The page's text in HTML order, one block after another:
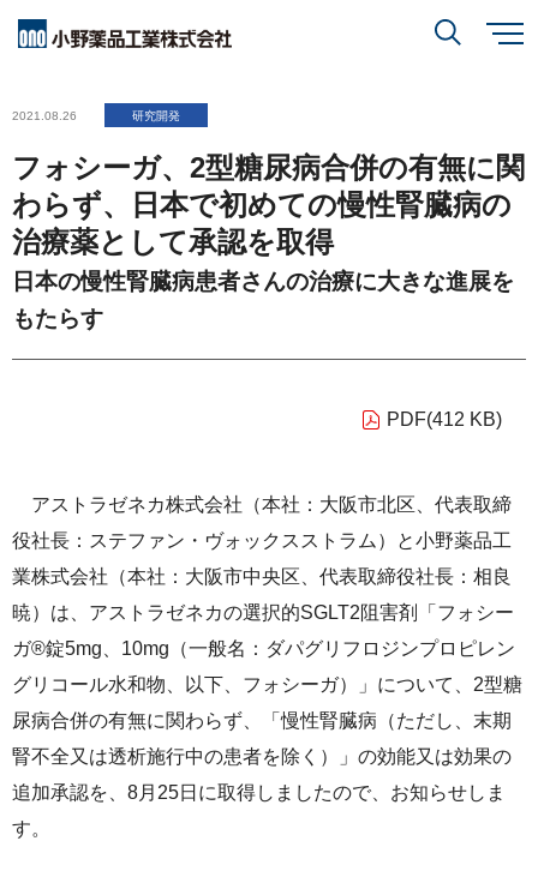
患者さんとご家族の皆さま
医療関係者の皆さま
メディカルアフェアーズ情報提供サイト（ONO
MA）
医療従事者向けサイト（ONOメディカルナビ）
医薬・薬学研究支援
お問い合わせ
English Global
小野薬品について
小野薬品についてトップ
CEO・COOメッセージ
ミッションステートメント
コーポレートスローガン「BREAK THROUGH」
グローバル戦略
コーポレート・ガバナンス
ポリシー類
会社案内
研究開発
研究開発トップ
創薬方針
開発パイプライン
ライセンス活動
研究者主導研究支援
IR情報
IR情報トップ
IRライブラリー
株式関連情報
個人投資家の皆さまへ
IRカレンダー
株主・投資家との対話
採用情報
サステナビリティトップ
トップメッセージ
環境
社会
ガバナンス
閉じる
2021.08.26 研究開発
フォシーガ、2型糖尿病合併の有無に関
わらず、日本で初めての慢性腎臓病の
治療薬として承認を取得
日本の慢性腎臓病患者さんの治療に大きな進展を
もたらす
PDF(412 KB)
アストラゼネカ株式会社（本社：大阪市北区、代表取締
役社長：ステファン・ヴォックスストラム）と小野薬品工
業株式会社（本社：大阪市中央区、代表取締役社長：相良
暁）は、アストラゼネカの選択的SGLT2阻害剤「フォシー
ガ®錠5mg、10mg（一般名：ダパグリフロジンプロピレン
グリコール水和物、以下、フォシーガ）」について、2型糖
尿病合併の有無に関わらず、「慢性腎臓病（ただし、末期
腎不全又は透析施行中の患者を除く）」の効能又は効果の
追加承認を、8月25日に取得しましたので、お知らせしま
す。